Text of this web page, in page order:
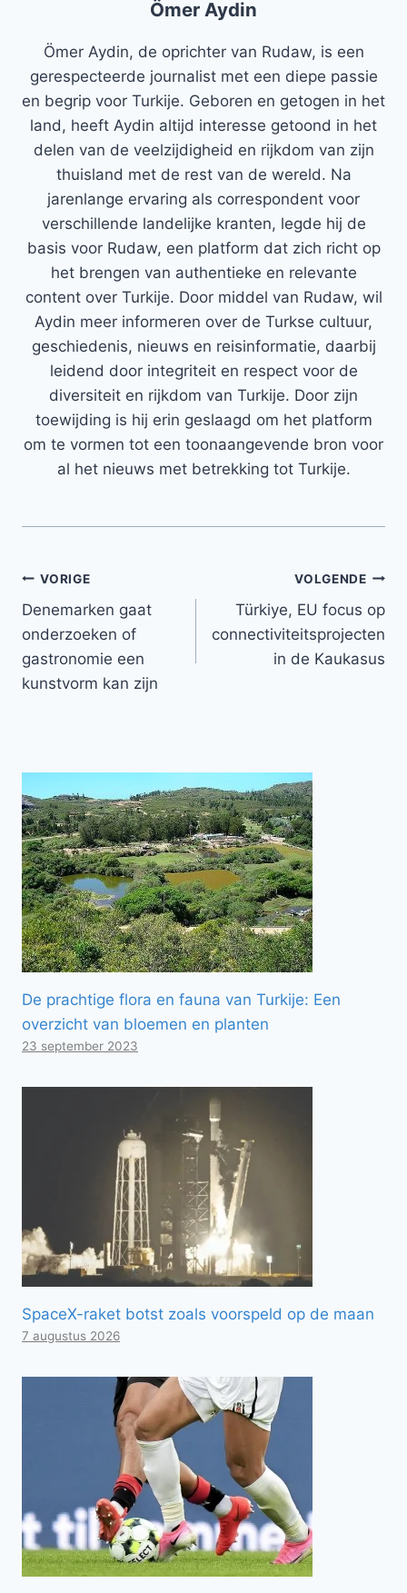
Ömer Aydin
Ömer Aydin, de oprichter van Rudaw, is een
gerespecteerde journalist met een diepe passie
en begrip voor Turkije. Geboren en getogen in het
land, heeft Aydin altijd interesse getoond in het
delen van de veelzijdigheid en rijkdom van zijn
thuisland met de rest van de wereld. Na
jarenlange ervaring als correspondent voor
verschillende landelijke kranten, legde hij de
basis voor Rudaw, een platform dat zich richt op
het brengen van authentieke en relevante
content over Turkije. Door middel van Rudaw, wil
Aydin meer informeren over de Turkse cultuur,
geschiedenis, nieuws en reisinformatie, daarbij
leidend door integriteit en respect voor de
diversiteit en rijkdom van Turkije. Door zijn
toewijding is hij erin geslaagd om het platform
om te vormen tot een toonaangevende bron voor
al het nieuws met betrekking tot Turkije.
Bericht
navigatie
VORIGE
Denemarken gaat
onderzoeken of
gastronomie een
kunstvorm kan zijn
VOLGENDE
Türkiye, EU focus op
connectiviteitsprojecten
in de Kaukasus
De prachtige flora en fauna van Turkije: Een
overzicht van bloemen en planten
23 september 2023
SpaceX-raket botst zoals voorspeld op de maan
7 augustus 2026